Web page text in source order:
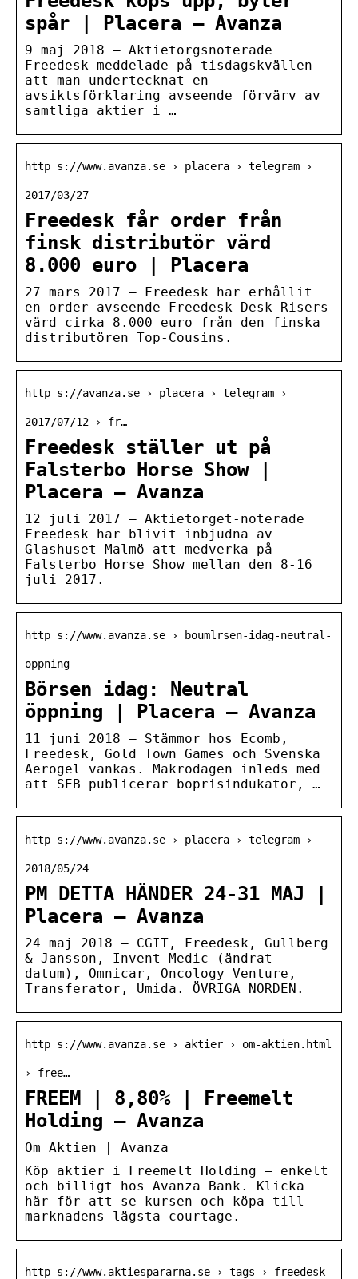
spår | Placera – Avanza
9 maj 2018 — Aktietorgsnoterade
Freedesk meddelade på tisdagskvällen
att man undertecknat en
avsiktsförklaring avseende förvärv av
samtliga aktier i …
http s://www.avanza.se › placera › telegram ›
2017/03/27
Freedesk får order från
finsk distributör värd
8.000 euro | Placera
27 mars 2017 — Freedesk har erhållit
en order avseende Freedesk Desk Risers
värd cirka 8.000 euro från den finska
distributören Top-Cousins.
http s://avanza.se › placera › telegram ›
2017/07/12 › fr…
Freedesk ställer ut på
Falsterbo Horse Show |
Placera – Avanza
12 juli 2017 — Aktietorget-noterade
Freedesk har blivit inbjudna av
Glashuset Malmö att medverka på
Falsterbo Horse Show mellan den 8-16
juli 2017.
http s://www.avanza.se › boumlrsen-idag-neutral-
oppning
Börsen idag: Neutral
öppning | Placera – Avanza
11 juni 2018 — Stämmor hos Ecomb,
Freedesk, Gold Town Games och Svenska
Aerogel vankas. Makrodagen inleds med
att SEB publicerar boprisindukator, …
http s://www.avanza.se › placera › telegram ›
2018/05/24
PM DETTA HÄNDER 24-31 MAJ |
Placera – Avanza
24 maj 2018 — CGIT, Freedesk, Gullberg
& Jansson, Invent Medic (ändrat
datum), Omnicar, Oncology Venture,
Transferator, Umida. ÖVRIGA NORDEN.
http s://www.avanza.se › aktier › om-aktien.html
› free…
FREEM | 8,80% | Freemelt
Holding – Avanza
Om Aktien | Avanza
Köp aktier i Freemelt Holding – enkelt
och billigt hos Avanza Bank. Klicka
här för att se kursen och köpa till
marknadens lägsta courtage.
http s://www.aktiespararna.se › tags › freedesk-